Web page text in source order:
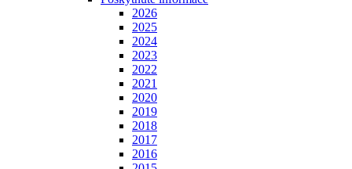
2026
2025
2024
2023
2022
2021
2020
2019
2018
2017
2016